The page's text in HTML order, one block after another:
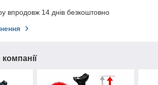
впродовж 14 днів безкоштовно